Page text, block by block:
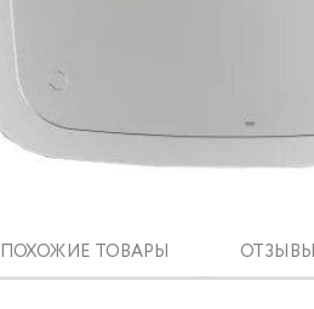
ПОХОЖИЕ ТОВАРЫ